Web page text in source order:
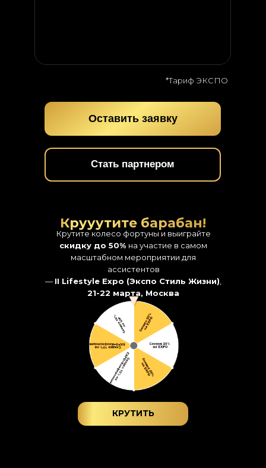
Оставить заявку
Стать партнером
*Тариф ЭКСПО
Крууутите барабан!
КРУТИТЬ
Крутите колесо фортуны и выиграйте
скидку до 50% на участие в самом
масштабном мероприятии для
ассистентов
— II Lifestyle Expo (Экспо Стиль Жизни)
21-22 марта, Москва